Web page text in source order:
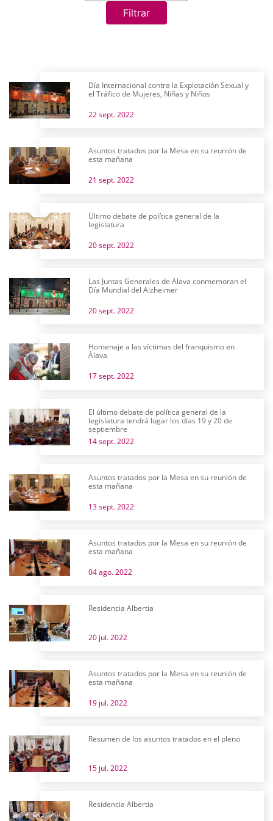
Filtrar
Día Internacional contra la Explotación Sexual y
el Tráfico de Mujeres, Niñas y Niños
22 sept. 2022
Asuntos tratados por la Mesa en su reunión de
esta mañana
21 sept. 2022
Último debate de política general de la
legislatura
20 sept. 2022
Las Juntas Generales de Álava conmemoran el
Día Mundial del Alzheimer
20 sept. 2022
Homenaje a las víctimas del franquismo en
Álava
17 sept. 2022
El último debate de política general de la
legislatura tendrá lugar los días 19 y 20 de
septiembre
14 sept. 2022
Asuntos tratados por la Mesa en su reunión de
esta mañana
13 sept. 2022
Asuntos tratados por la Mesa en su reunión de
esta mañana
04 ago. 2022
Residencia Albertia
20 jul. 2022
Asuntos tratados por la Mesa en su reunión de
esta mañana
19 jul. 2022
Resumen de los asuntos tratados en el pleno
15 jul. 2022
Residencia Albertia